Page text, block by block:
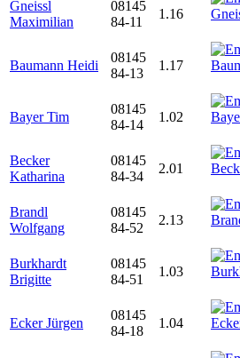
Gneissl
Maximilian
08145
84-11
1.16
Baumann Heidi
08145
84-13
1.17
Bayer Tim
08145
84-14
1.02
Becker
Katharina
08145
84-34
2.01
Brandl
Wolfgang
08145
84-52
2.13
Burkhardt
Brigitte
08145
84-51
1.03
Ecker Jürgen
08145
84-18
1.04